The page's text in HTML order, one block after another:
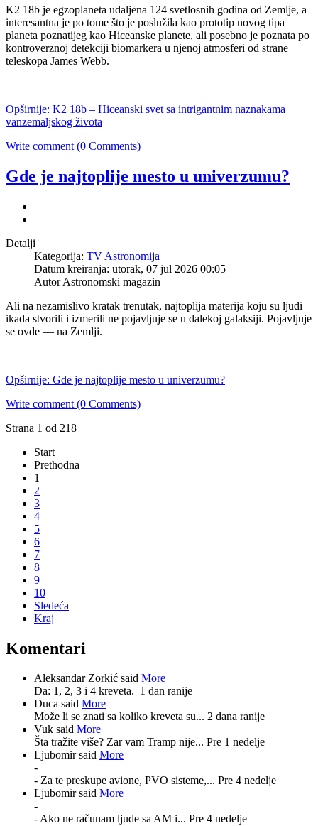
K2 18b je egzoplaneta udaljena 124 svetlosnih godina od Zemlje, a
interesantna je po tome što je poslužila kao prototip novog tipa
planeta poznatijeg kao Hiceanske planete, ali posebno je poznata po
kontroverznoj detekciji biomarkera u njenoj atmosferi od strane
teleskopa James Webb.
Opširnije: K2 18b – Hiceanski svet sa intrigantnim naznakama
vanzemaljskog života
Write comment (0 Comments)
Gde je najtoplije mesto u univerzumu?
Detalji
Kategorija: TV Astronomija
Datum kreiranja: utorak, 07 jul 2026 00:05
Autor Astronomski magazin
Ali na nezamislivo kratak trenutak, najtoplija materija koju su ljudi
ikada stvorili i izmerili ne pojavljuje se u dalekoj galaksiji. Pojavljuje
se ovde — na Zemlji.
Opširnije: Gde je najtoplije mesto u univerzumu?
Write comment (0 Comments)
Strana 1 od 218
Start
Prethodna
1
2
3
4
5
6
7
8
9
10
Sledeća
Kraj
Komentari
Aleksandar Zorkić said More
Da: 1, 2, 3 i 4 kreveta. 1 dan ranije
Duca said More
Može li se znati sa koliko kreveta su... 2 dana ranije
Vuk said More
Šta tražite više? Zar vam Tramp nije... Pre 1 nedelje
Ljubomir said More
-
- Za te preskupe avione, PVO sisteme,... Pre 4 nedelje
Ljubomir said More
-
- Ako ne računam ljude sa AM i... Pre 4 nedelje